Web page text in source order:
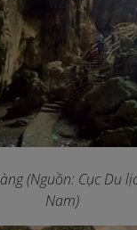
(Nguồn: Cục Du
Nam)